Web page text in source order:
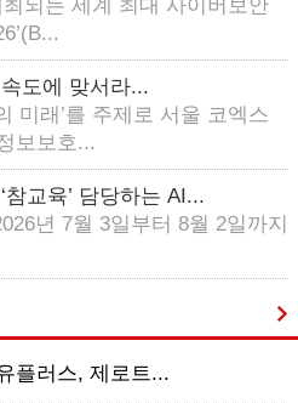
되는 세계 최대 사이버보안
도에 맞서라...
미래’를 주제로 서울 코엑스
보보호...
교육’ 담당하는 AI...
년 7월 3일부터 8월 2일까지
플러스, 제로트...